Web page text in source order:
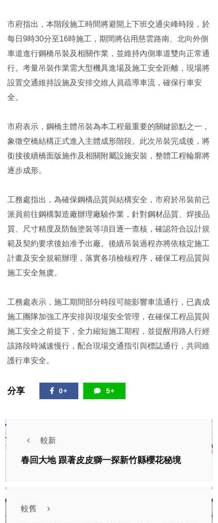
市府指出，本階段施工時間將避開上下班交通尖峰時段，於
每日9時30分至16時施工，期間將佔用慈雲路南、北向外側
車道進行鋼橋吊裝及相關作業，並維持內側車道雙向正常通
行。考量吊裝作業需大型機具進場及施工安全距離，現場將
設置交通維持設施及安排交維人員疏導車流，確保行車安
全。
市府表示，鋼橋主體吊裝為本工程最重要的關鍵節點之一，
象徵空橋結構正式進入主體成形階段。此次吊裝完成後，將
銜接後續橋面版施作及相關附屬設施安裝，整體工程輪廓將
逐步成形。
工務處指出，為確保鋼構品質與結構安全，市府於吊裝前已
派員前往鋼構製造廠辦理廠驗作業，針對鋼材品質、焊接品
質、尺寸精度及防蝕塗裝等項目逐一查核，確認符合設計規
範及契約要求後始准予出廠。後續吊裝過程亦將依核定施工
計畫及安全規範辦理，落實各項檢核程序，確保工程品質與
施工安全無虞。
工務處表示，施工期間部分時段可能影響車流通行，已責成
施工團隊加強工序安排與現場安全管理，在確保工程品質與
施工安全之前提下，全力縮短施工期程，並提醒用路人行經
該路段時減速慢行，配合現場交通指引與標誌通行，共同維
護行車安全。
分享 0+ 5+
較新
春回大地 跟著皮皮獅一探新竹縣櫻花秘境
較舊